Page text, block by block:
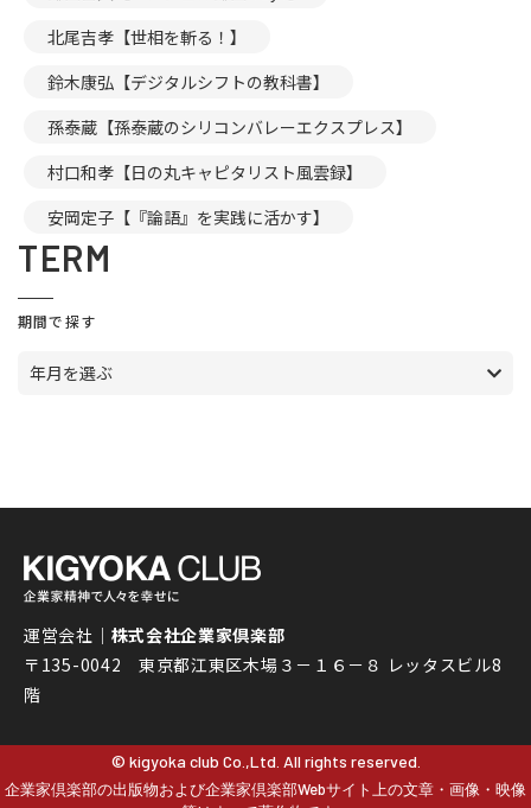
北尾吉孝【世相を斬る！】
鈴木康弘【デジタルシフトの教科書】
孫泰蔵【孫泰蔵のシリコンバレーエクスプレス】
村口和孝【日の丸キャピタリスト風雲録】
安岡定子【『論語』を実践に活かす】
TERM
期間で探す
年月を選ぶ
運営会社｜ 株式会社企業家倶楽部
〒135-0042 東京都江東区木場３－１６－８ レッタスビル8
階
© kigyoka club Co.,Ltd. All rights reserved.
企業家倶楽部の出版物および企業家倶楽部Webサイト上の文章・画像・映像